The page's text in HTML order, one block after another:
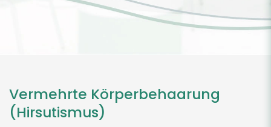
Vermehrte Körperbehaarung
(Hirsutismus)